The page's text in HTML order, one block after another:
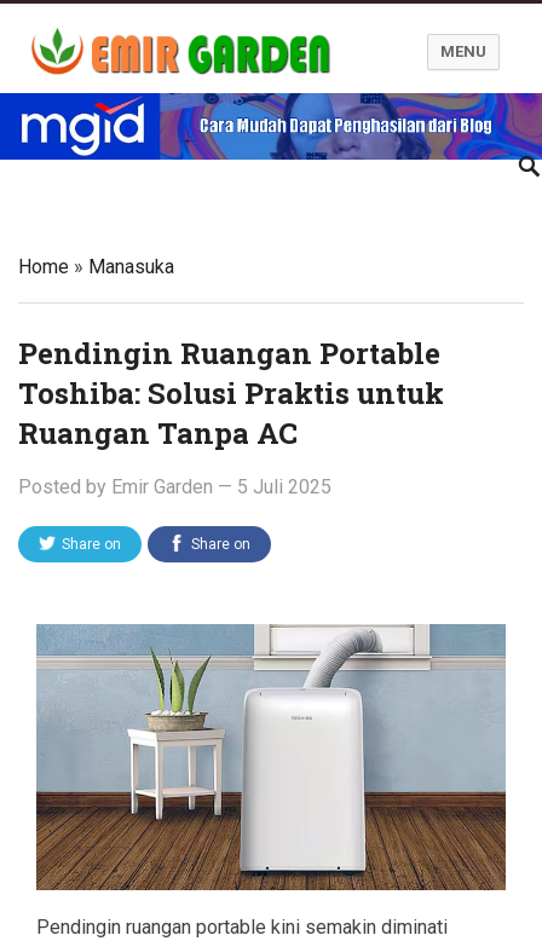
Blog Emir Garden
MENU
Home » Manasuka
Pendingin Ruangan Portable
Toshiba: Solusi Praktis untuk
Ruangan Tanpa AC
Posted by Emir Garden — 5 Juli 2025
Share on Share on
Pendingin ruangan portable kini semakin diminati